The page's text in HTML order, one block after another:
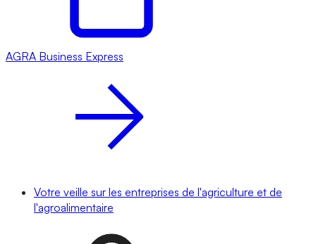
AGRA Business Express
Votre veille sur les entreprises de l'agriculture et de
l'agroalimentaire